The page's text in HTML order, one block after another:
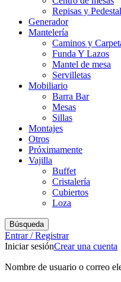
Repisas y
Generador
Mantelería
Caminos y
Funda Y Lazos
Mantel de mesa
Servilletas
Mobiliario
Barra Bar
Mesas
Sillas
Montajes
Otros
Próximamente
Vajilla
Buffet
Cristalería
Cubiertos
Loza
Búsqueda
Entrar / Registrar
Iniciar sesiónCrear una cuenta
Nombre de usuario o correo